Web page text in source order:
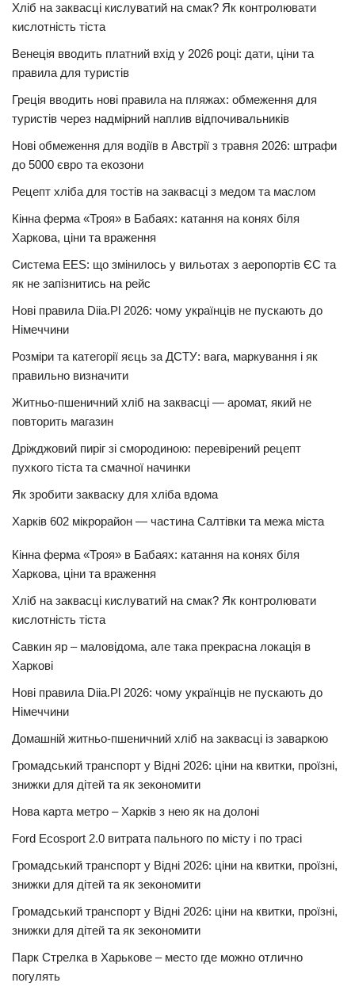
Хліб на заквасці кислуватий на смак? Як контролювати
кислотність тіста
Венеція вводить платний вхід у 2026 році: дати, ціни та
правила для туристів
Греція вводить нові правила на пляжах: обмеження для
туристів через надмірний наплив відпочивальників
Нові обмеження для водіїв в Австрії з травня 2026: штрафи
до 5000 євро та екозони
Рецепт хліба для тостів на заквасці з медом та маслом
Кінна ферма «Троя» в Бабаях: катання на конях біля
Харкова, ціни та враження
Система EES: що змінилось у вильотах з аеропортів ЄС та
як не запізнитись на рейс
Нові правила Diia.Pl 2026: чому українців не пускають до
Німеччини
Розміри та категорії яєць за ДСТУ: вага, маркування і як
правильно визначити
Житньо-пшеничний хліб на заквасці — аромат, який не
повторить магазин
Дріжджовий пиріг зі смородиною: перевірений рецепт
пухкого тіста та смачної начинки
Як зробити закваску для хліба вдома
Харків 602 мікрорайон — частина Салтівки та межа міста
Кінна ферма «Троя» в Бабаях: катання на конях біля
Харкова, ціни та враження
Хліб на заквасці кислуватий на смак? Як контролювати
кислотність тіста
Савкин яр – маловідома, але така прекрасна локація в
Харкові
Нові правила Diia.Pl 2026: чому українців не пускають до
Німеччини
Домашній житньо-пшеничний хліб на заквасці із заваркою
Громадський транспорт у Відні 2026: ціни на квитки, проїзні,
знижки для дітей та як зекономити
Нова карта метро – Харків з нею як на долоні
Ford Ecosport 2.0 витрата пального по місту і по трасі
Громадський транспорт у Відні 2026: ціни на квитки, проїзні,
знижки для дітей та як зекономити
Громадський транспорт у Відні 2026: ціни на квитки, проїзні,
знижки для дітей та як зекономити
Парк Стрелка в Харькове – место где можно отлично
погулять